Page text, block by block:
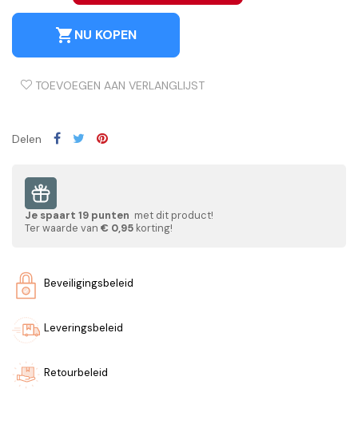
shopping_cartNU KOPEN
TOEVOEGEN AAN VERLANGLIJST
Delen
Je spaart 19 punten met dit product!
Ter waarde van € 0,95 korting!
Beveiligingsbeleid
Leveringsbeleid
Retourbeleid